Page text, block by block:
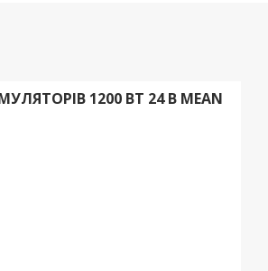
1200 ВТ 24 В MEAN